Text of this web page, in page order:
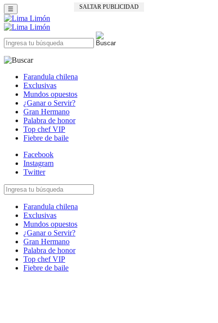
SALTAR PUBLICIDAD
☰
Farandula chilena
Exclusivas
Mundos opuestos
¿Ganar o Servir?
Gran Hermano
Palabra de honor
Top chef VIP
Fiebre de baile
Facebook
Instagram
Twitter
Farandula chilena
Exclusivas
Mundos opuestos
¿Ganar o Servir?
Gran Hermano
Palabra de honor
Top chef VIP
Fiebre de baile